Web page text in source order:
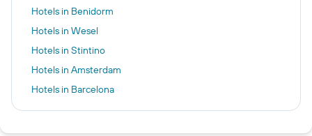
Hotels in Benidorm
Hotels in Wesel
Hotels in Stintino
Hotels in Amsterdam
Hotels in Barcelona
Hotels in Berlin